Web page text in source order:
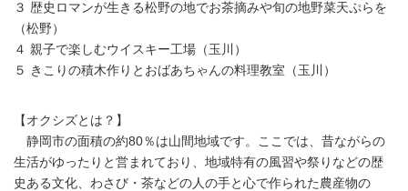
３ 歴史ロマンが生きる松野の地でお茶摘みや旬の地野菜天ぷらを
（松野）
４ 親子で楽しむウイスキー工場（玉川）
５ きこりの積木作りとおばあちゃんの料理教室（玉川）
【オクシズとは？】
静岡市の面積の約80％は山間地域です。ここでは、昔ながらの
生活がゆったりと営まれており、地域特有の風習や祭りなどの歴
史ある文化、わさび・茶などの人の手と心で作られた農産物の